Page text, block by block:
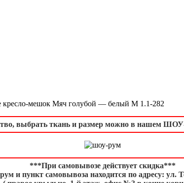
кресло-мешок Мяч голубой — белый М 1.1-282
выбрать ткань и размер можно в нашем
***При самовывозе действует скидка***
и пункт самовывоза находится по адресу: ул.